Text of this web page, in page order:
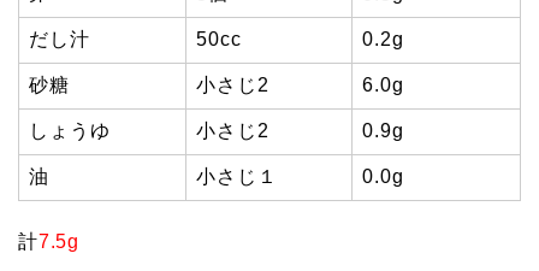
だし汁 50cc 0.2g
砂糖 小さじ2 6.0g
しょうゆ 小さじ2 0.9g
油 小さじ１ 0.0g
計7.5g